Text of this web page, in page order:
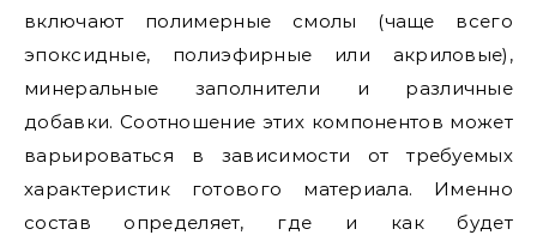
включают полимерные смолы (чаще всего
эпоксидные, полиэфирные или акриловые),
минеральные заполнители и различные
добавки. Соотношение этих компонентов может
варьироваться в зависимости от требуемых
характеристик готового материала. Именно
состав определяет, где и как будет